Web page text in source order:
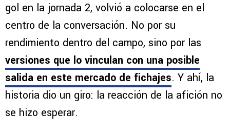
gol en la jornada 2, volvió a colocarse en el
centro de la conversación. No por su
rendimiento dentro del campo, sino por las
versiones que lo vinculan con una posible
salida en este mercado de fichajes. Y ahí, la
historia dio un giro: la reacción de la afición no
se hizo esperar.